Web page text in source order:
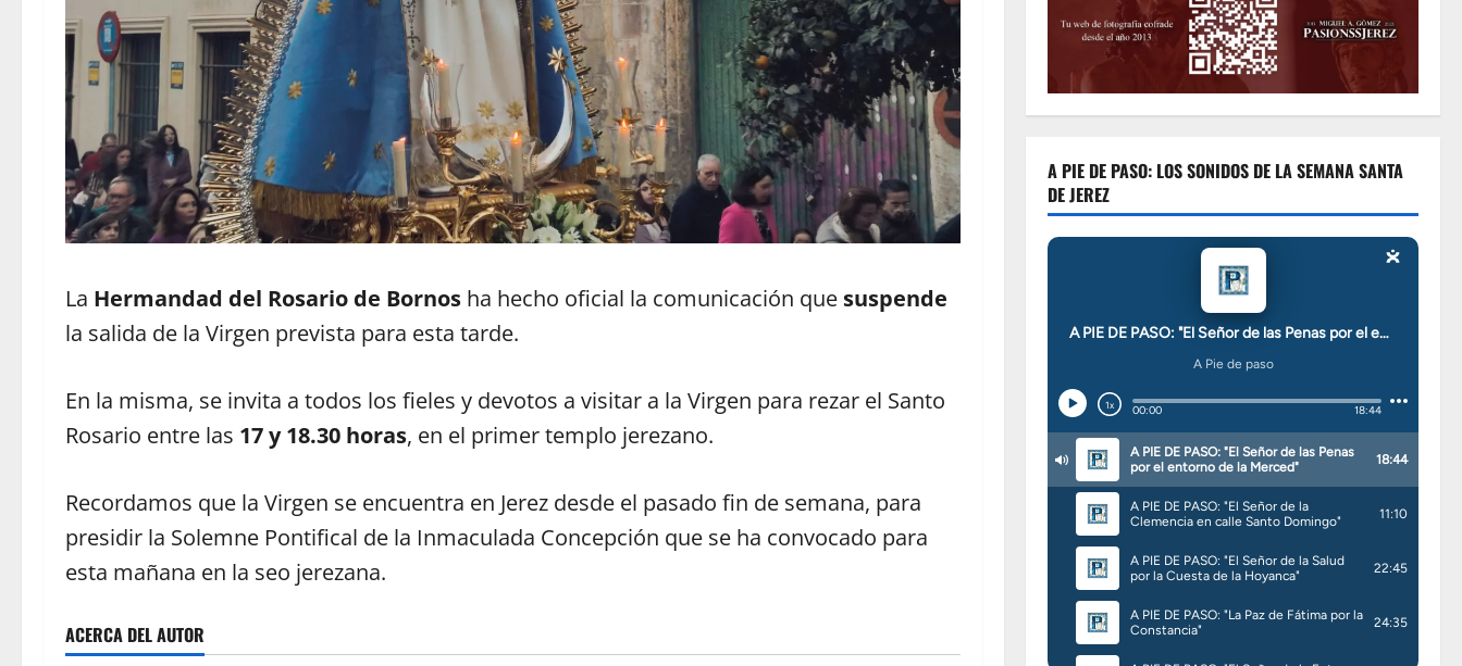
La Hermandad del Rosario de Bornos ha hecho oficial la comunicación que suspende
la salida de la Virgen prevista para esta tarde.
En la misma, se invita a todos los fieles y devotos a visitar a la Virgen para rezar el Santo
Rosario entre las 17 y 18.30 horas, en el primer templo jerezano.
Recordamos que la Virgen se encuentra en Jerez desde el pasado fin de semana, para
presidir la Solemne Pontifical de la Inmaculada Concepción que se ha convocado para
esta mañana en la seo jerezana.
ACERCA DEL AUTOR
A PIE DE PASO: LOS SONIDOS DE LA SEMANA SANTA
DE JEREZ